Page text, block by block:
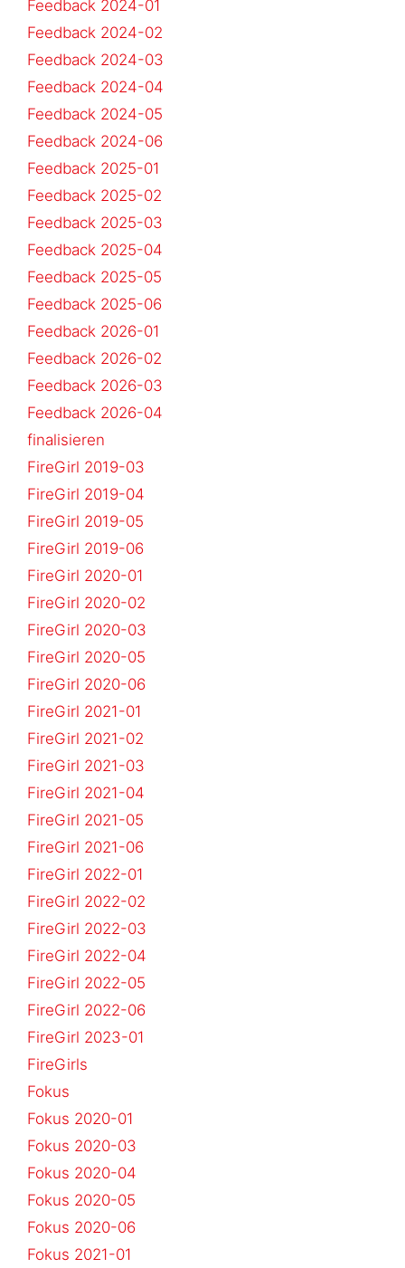
Feedback 2024-01
Feedback 2024-02
Feedback 2024-03
Feedback 2024-04
Feedback 2024-05
Feedback 2024-06
Feedback 2025-01
Feedback 2025-02
Feedback 2025-03
Feedback 2025-04
Feedback 2025-05
Feedback 2025-06
Feedback 2026-01
Feedback 2026-02
Feedback 2026-03
Feedback 2026-04
finalisieren
FireGirl 2019-03
FireGirl 2019-04
FireGirl 2019-05
FireGirl 2019-06
FireGirl 2020-01
FireGirl 2020-02
FireGirl 2020-03
FireGirl 2020-05
FireGirl 2020-06
FireGirl 2021-01
FireGirl 2021-02
FireGirl 2021-03
FireGirl 2021-04
FireGirl 2021-05
FireGirl 2021-06
FireGirl 2022-01
FireGirl 2022-02
FireGirl 2022-03
FireGirl 2022-04
FireGirl 2022-05
FireGirl 2022-06
FireGirl 2023-01
FireGirls
Fokus
Fokus 2020-01
Fokus 2020-03
Fokus 2020-04
Fokus 2020-05
Fokus 2020-06
Fokus 2021-01